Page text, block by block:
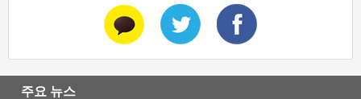
주요 뉴스